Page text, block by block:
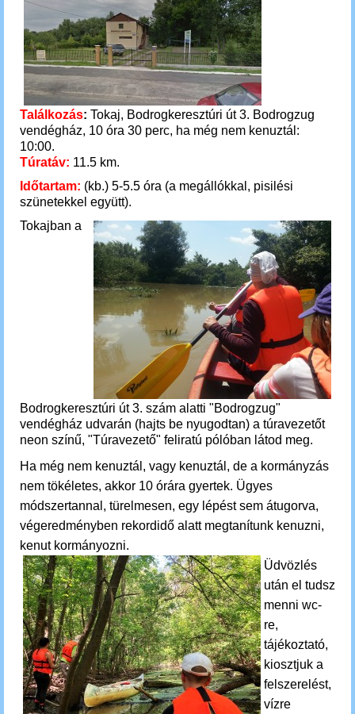
Találkozás: Tokaj, Bodrogkeresztúri út 3. Bodrogzug
vendégház, 10 óra 30 perc, ha még nem kenuztál:
10:00.
Túratáv: 11.5 km.
Időtartam: (kb.) 5-5.5 óra (a megállókkal, pisilési
szünetekkel együtt).
Tokajban a
Bodrogkeresztúri út 3. szám alatti "Bodrogzug"
vendégház udvarán (hajts be nyugodtan) a túravezetőt
neon színű, "Túravezető" feliratú pólóban látod meg.
Ha még nem kenuztál, vagy kenuztál, de a kormányzás
nem tökéletes, akkor 10 órára gyertek. Ügyes
módszertannal, türelmesen, egy lépést sem átugorva,
végeredményben rekordidő alatt megtanítunk kenuzni,
kenut kormányozni.
Üdvözlés
után el tudsz
menni wc-
re,
tájékoztató,
kiosztjuk a
felszerelést,
vízre